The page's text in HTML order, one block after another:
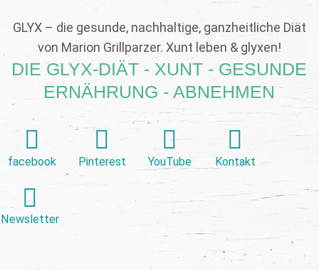
GLYX – die gesunde, nachhaltige, ganzheitliche Diät
von Marion Grillparzer. Xunt leben & glyxen!
DIE GLYX-DIÄT - XUNT - GESUNDE
ERNÄHRUNG - ABNEHMEN
facebook Pinterest YouTube Kontakt
Newsletter